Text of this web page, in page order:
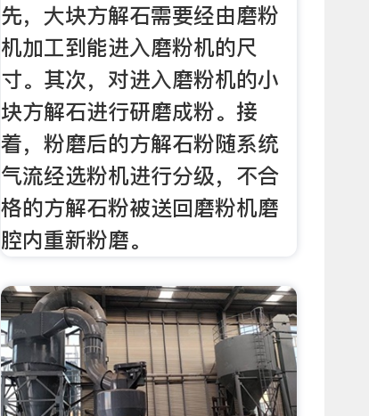
先，大块方解石需要经由磨粉
机加工到能进入磨粉机的尺
寸。其次，对进入磨粉机的小
块方解石进行研磨成粉。接
着，粉磨后的方解石粉随系统
气流经选粉机进行分级，不合
格的方解石粉被送回磨粉机磨
腔内重新粉磨。